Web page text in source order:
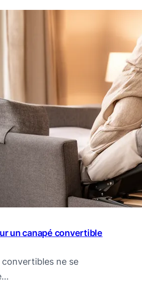
un canapé convertible
ne se